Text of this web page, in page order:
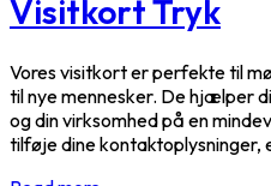
Visitkort Tryk
Vores visitkort er perfekte til
til nye mennesker. De hjælper
og din virksomhed på en
tilføje dine kontaktoplysninger,